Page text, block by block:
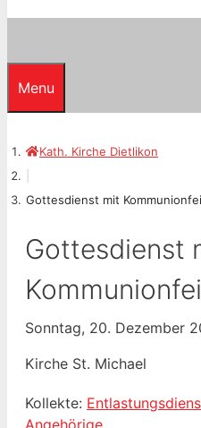
Menu
Kath. Kirche Dietlikon
Gottesdienst mit
Gottesdienst
Sonntag, 20. Dezember
Kirche St. Michael
Kollekte:
Angehörige